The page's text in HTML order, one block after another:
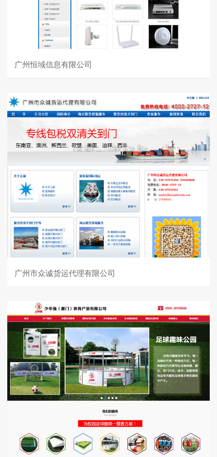
广州恒域信息有限公司
广州市众诚货运代理有限公司